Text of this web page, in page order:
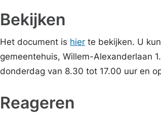
Bekijken
Het document is hier te bekijken. U
gemeentehuis, Willem-Alexanderlaan
donderdag van 8.30 tot 17.00 uur en
Reageren